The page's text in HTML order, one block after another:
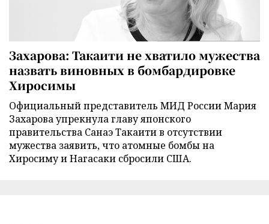
Захарова: Такаити не хватило мужества
назвать виновных в бомбардировке
Хиросимы
Официальный представитель МИД России Мария
Захарова упрекнула главу японского
правительства Санаэ Такаити в отсутствии
мужества заявить, что атомные бомбы на
Хиросиму и Нагасаки сбросили США.